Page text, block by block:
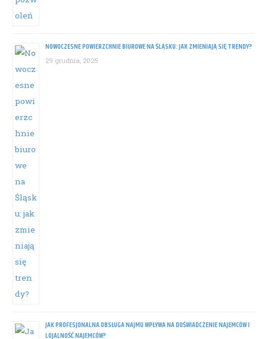
NOWOCZESNE POWIERZCHNIE BIUROWE NA ŚLĄSKU: JAK ZMIENIAJĄ SIĘ TRENDY?
29 grudnia, 2025
JAK PROFESJONALNA OBSŁUGA NAJMU WPŁYWA NA DOŚWIADCZENIE NAJEMCÓW I
LOJALNOŚĆ NAJEMCÓW?